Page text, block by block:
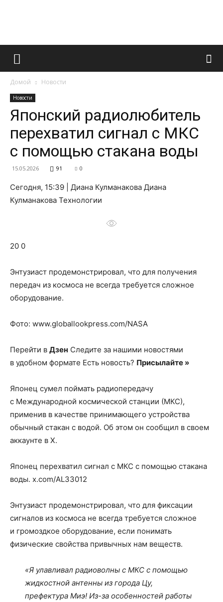
Французский
и
о
нем
Домой Новости
Новости
Японский радиолюбитель
перехватил сигнал с МКС
с помощью стакана воды
15.05.2026 91 0
Сегодня, 15:39 | Диана Кулманакова Диана
Кулманакова Технологии
20 0
Энтузиаст продемонстрировал, что для получения
передач из космоса не всегда требуется сложное
оборудование.
Фото: www.globallookpress.com/NASA
Перейти в Дзен Следите за нашими новостями
в удобном формате Есть новость? Присылайте »
Японец сумел поймать радиопередачу
с Международной космической станции (МКС),
применив в качестве принимающего устройства
обычный стакан с водой. Об этом он сообщил в своем
аккаунте в Х.
Японец перехватил сигнал с МКС с помощью стакана
воды. x.com/AL33012
Энтузиаст продемонстрировал, что для фиксации
сигналов из космоса не всегда требуется сложное
и громоздкое оборудование, если понимать
физические свойства привычных нам веществ.
«Я улавливал радиоволны с МКС с помощью
жидкостной антенны из города Цу,
префектура Миэ! Из-за особенностей работы